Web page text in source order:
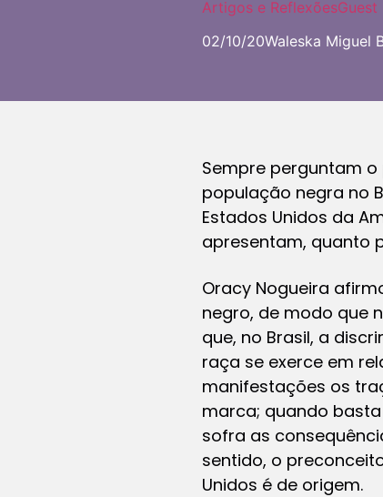
Artigos e ReflexõesGuest
02/10/20Waleska Miguel
Sempre perguntam
população negra no
Estados Unidos da
apresentam, quanto
Oracy Nogueira
negro, de modo que
que, no Brasil, a
raça se exerce em
manifestações os
marca; quando
sofra as
sentido, o
Unidos é de origem.